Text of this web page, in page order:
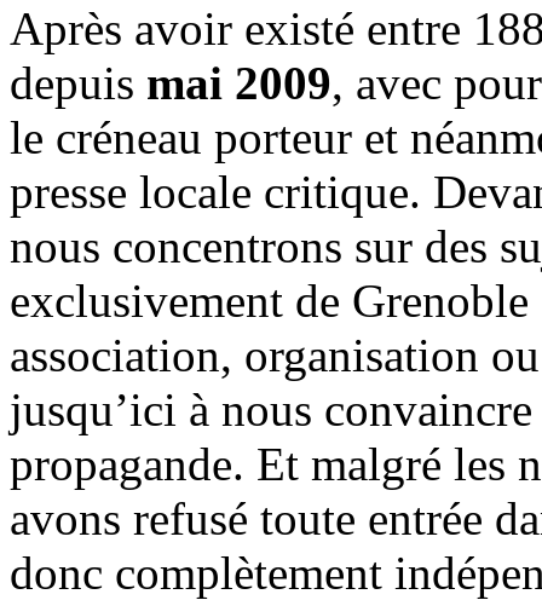
Après avoir existé entre
depuis mai 2009, avec
le créneau porteur et
presse locale critique.
nous concentrons sur des
exclusivement de
association, organisation
jusqu’ici à nous
propagande. Et malgré les
avons refusé toute entrée
donc complètement